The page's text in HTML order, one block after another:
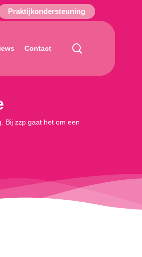
Praktijkondersteuning
Contact
Bij zzp gaat het om een